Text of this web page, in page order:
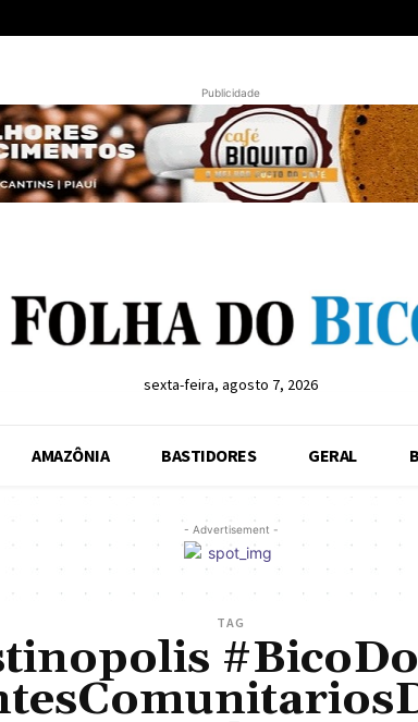
Publicidade
sexta-feira, agosto 7, 2026
AMAZÔNIA BASTIDORES GERAL
- Advertisement -
TAG